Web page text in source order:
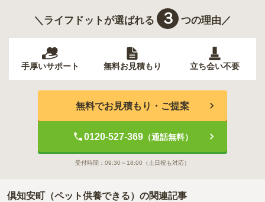
＼ライフドットが選ばれる ３ つの理由／
手厚いサポート 無料お見積もり 立ち会い不要
無料でお見積もり・ご提案
0120-527-369（通話無料）
受付時間： 09:30～18:00 （土日祝も対応）
倶知安町（ペット供養できる）の関連記事